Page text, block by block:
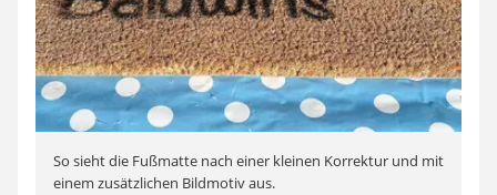
So sieht die Fußmatte nach einer kleinen Korrektur und mit
einem zusätzlichen Bildmotiv aus.